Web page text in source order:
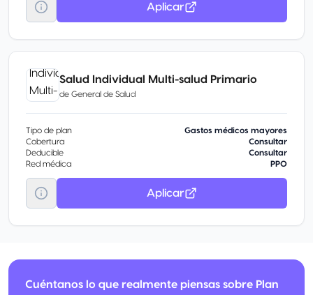
Aplicar
Salud Individual Multi-salud Primario
de General de Salud
Tipo de plan
Gastos médicos mayores
Cobertura
Consultar
Deducible
Consultar
Red médica
PPO
Aplicar
Cuéntanos lo que realmente piensas sobre Plan